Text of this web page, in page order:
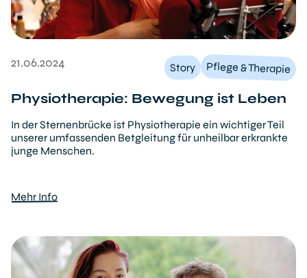
21.06.2024 Story Pflege & Therapie
Physiotherapie: Bewegung ist Leben
In der Sternenbrücke ist Physiotherapie ein wichtiger Teil
unserer umfassenden Betgleitung für unheilbar erkrankte
junge Menschen.
Mehr Info